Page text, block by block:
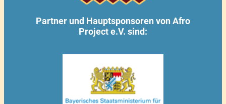
Partner und Hauptsponsoren von Afro
Project e.V. sind: